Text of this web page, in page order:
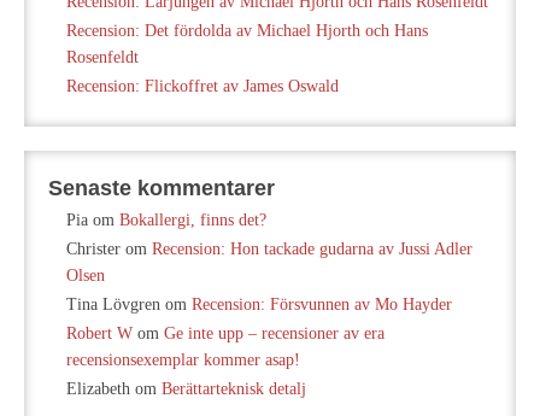
Recension: Det fördolda av Michael Hjorth och Hans
Rosenfeldt
Recension: Flickoffret av James Oswald
Senaste kommentarer
Pia om Bokallergi, finns det?
Christer om Recension: Hon tackade gudarna av Jussi Adler
Olsen
Tina Lövgren om Recension: Försvunnen av Mo Hayder
Robert W om Ge inte upp – recensioner av era
recensionsexemplar kommer asap!
Elizabeth om Berättarteknisk detalj